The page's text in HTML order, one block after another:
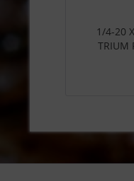
1/4-20
TRIUM